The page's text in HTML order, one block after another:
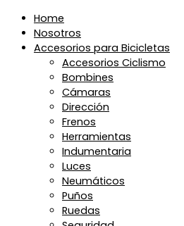
Home
Nosotros
Accesorios para Bicicletas
Accesorios Ciclismo
Bombines
Cámaras
Dirección
Frenos
Herramientas
Indumentaria
Luces
Neumáticos
Puños
Ruedas